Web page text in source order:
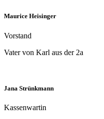
Maurice Heisinger
Vorstand
Vater von Karl aus der 2a
Jana Strünkmann
Kassenwartin